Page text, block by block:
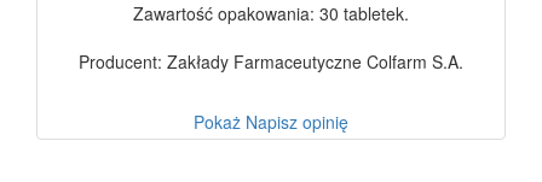
Zawartość opakowania: 30 tabletek.
Producent: Zakłady Farmaceutyczne Colfarm S.A.
Pokaż Napisz opinię